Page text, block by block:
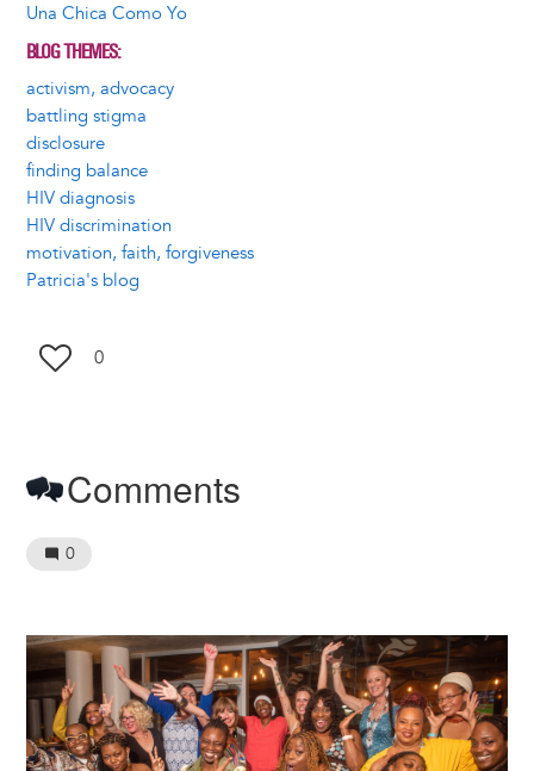
Una Chica Como Yo
BLOG THEMES
activism, advocacy
battling stigma
disclosure
finding balance
HIV diagnosis
HIV discrimination
motivation, faith, forgiveness
Patricia's blog
0
Comments
0
Image